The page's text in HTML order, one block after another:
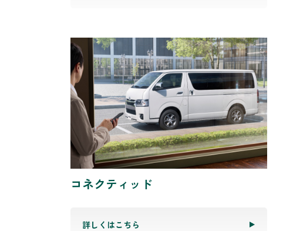
コネクティッド
詳しくはこちら